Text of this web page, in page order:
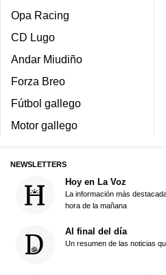
Opa Racing
CD Lugo
Andar Miudiño
Forza Breo
Fútbol gallego
Motor gallego
NEWSLETTERS
Hoy en La Voz
La información más
hora de la mañana
Al final del día
Un resumen de las noticias